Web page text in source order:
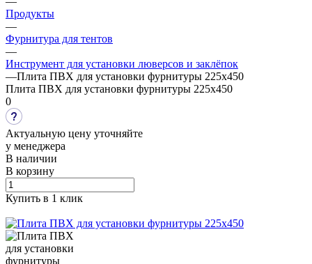
Продукты
—
Фурнитура для тентов
—
Инструмент для установки люверсов и заклёпок
—Плита ПВХ для установки фурнитуры 225х450
Плита ПВХ для установки фурнитуры 225х450
0
Актуальную цену уточняйте
у менеджера
В наличии
В корзину
Купить в 1 клик